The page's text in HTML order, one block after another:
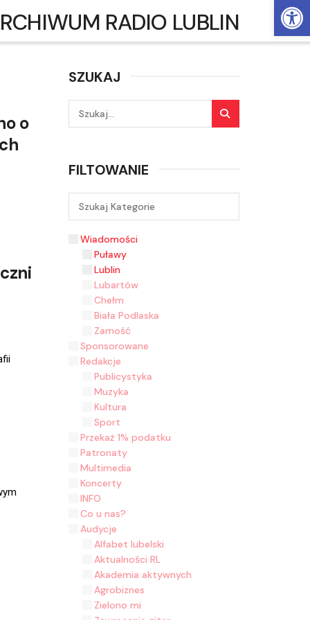
RADIO LUBLIN
o
SZUKAJ
FILTOWANIE
Wiadomości
Puławy
Lublin
Lubartów
Chełm
Biała Podlaska
Zamość
Sponsorowane
Redakcje
Publicystyka
Muzyka
Kultura
Sport
Przekaż 1% podatku
Patronaty
Multimedia
Koncerty
INFO
Co u nas?
Audycje
Alfabet lubelski
Aktualności RL
Akademia aktywnych
Agrobiznes
Zielono mi